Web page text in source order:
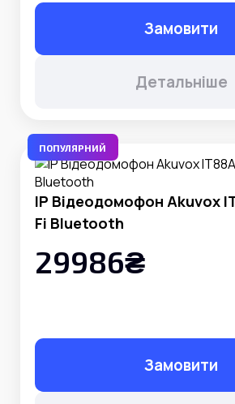
Замовити
Детальніше
ПОПУЛЯРНИЙ
IP Відеодомофон Akuvox
Fi Bluetooth
29986₴
Замовити